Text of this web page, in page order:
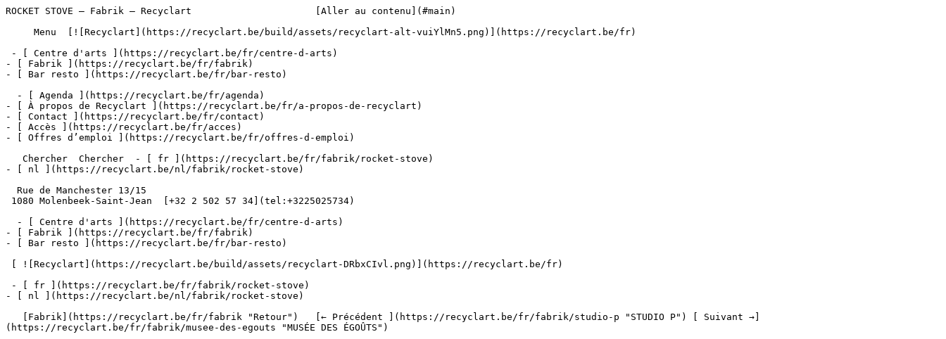
ROCKET STOVE – Fabrik – Recyclart                      [Aller au contenu](#main)
- [ Fabrik ](https://recyclart.be/fr/fabrik)
- [ Bar resto ](https://recyclart.be/fr/bar-resto)
- [ À propos de Recyclart ](https://recyclart.be/fr/a-propos-de-recyclart)
- [ Contact ](https://recyclart.be/fr/contact)
- [ Accès ](https://recyclart.be/fr/acces)
- [ Offres d’emploi ](https://recyclart.be/fr/offres-d-emploi)
- [ nl ](https://recyclart.be/nl/fabrik/rocket-stove)
- [ Fabrik ](https://recyclart.be/fr/fabrik)
- [ Bar resto ](https://recyclart.be/fr/bar-resto)
- [ nl ](https://recyclart.be/nl/fabrik/rocket-stove)
(https://recyclart.be/fr/fabrik/musee-des-egouts "MUSÉE DES ÉGOÛTS")